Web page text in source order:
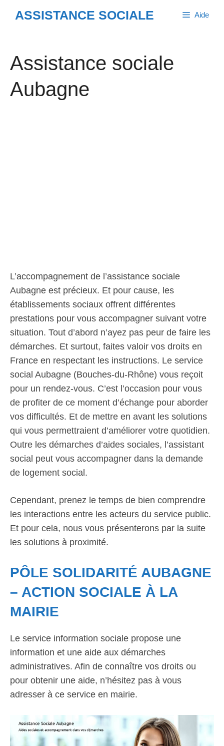
ASSISTANCE SOCIALE Aide
Assistance sociale
Aubagne
L’accompagnement de l’assistance sociale
Aubagne est précieux. Et pour cause, les
établissements sociaux offrent différentes
prestations pour vous accompagner suivant votre
situation. Tout d’abord n’ayez pas peur de faire les
démarches. Et surtout, faites valoir vos droits en
France en respectant les instructions. Le service
social Aubagne (Bouches-du-Rhône) vous reçoit
pour un rendez-vous. C’est l’occasion pour vous
de profiter de ce moment d’échange pour aborder
vos difficultés. Et de mettre en avant les solutions
qui vous permettraient d’améliorer votre quotidien.
Outre les démarches d’aides sociales, l’assistant
social peut vous accompagner dans la demande
de logement social.
Cependant, prenez le temps de bien comprendre
les interactions entre les acteurs du service public.
Et pour cela, nous vous présenterons par la suite
les solutions à proximité.
PÔLE SOLIDARITÉ AUBAGNE
– ACTION SOCIALE À LA
MAIRIE
Le service information sociale propose une
information et une aide aux démarches
administratives. Afin de connaître vos droits ou
pour obtenir une aide, n’hésitez pas à vous
adresser à ce service en mairie.